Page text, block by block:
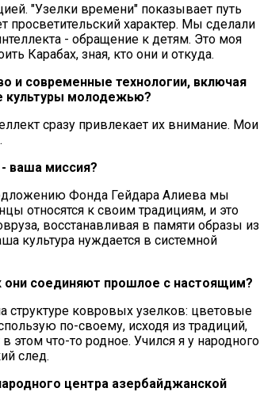
"Узелки времени" показывает путь
просветительский характер. Мы сделали
- обращение к детям. Это моя
Карабах, зная, кто они и откуда.
и современные технологии, включая
культуры молодежью?
сразу привлекает их внимание. Мои
ваша миссия?
Фонда Гейдара Алиева мы
относятся к своим традициям, и это
восстанавливая в памяти образы из
культура нуждается в системной
соединяют прошлое с настоящим?
структуре ковровых узелков: цветовые
по-своему, исходя из традиций,
что-то родное. Учился я у народного
след.
центра азербайджанской